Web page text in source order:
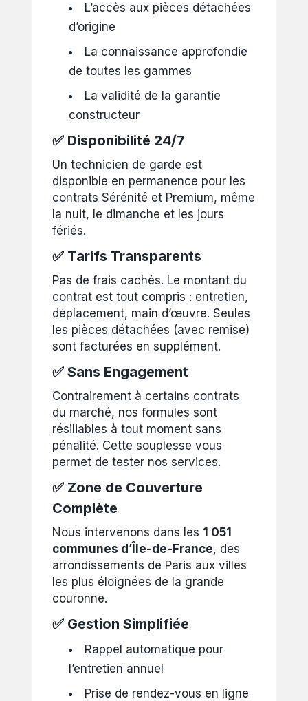
L’accès aux pièces détachées
d’origine
La connaissance approfondie
de toutes les gammes
La validité de la garantie
constructeur
✅ Disponibilité 24/7
Un technicien de garde est
disponible en permanence pour les
contrats Sérénité et Premium, même
la nuit, le dimanche et les jours
fériés.
✅ Tarifs Transparents
Pas de frais cachés. Le montant du
contrat est tout compris : entretien,
déplacement, main d’œuvre. Seules
les pièces détachées (avec remise)
sont facturées en supplément.
✅ Sans Engagement
Contrairement à certains contrats
du marché, nos formules sont
résiliables à tout moment sans
pénalité. Cette souplesse vous
permet de tester nos services.
✅ Zone de Couverture
Complète
Nous intervenons dans les 1 051
communes d’Île-de-France, des
arrondissements de Paris aux villes
les plus éloignées de la grande
couronne.
✅ Gestion Simplifiée
Rappel automatique pour
l’entretien annuel
Prise de rendez-vous en ligne